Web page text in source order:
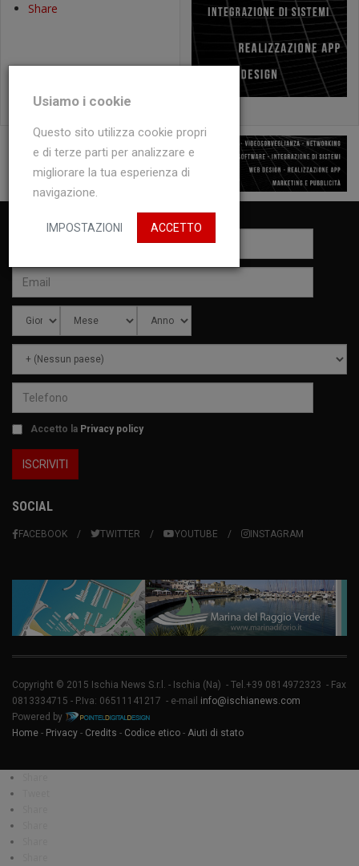
Share
Accetto la Privacy policy
SOCIAL
FACEBOOK TWITTER YOUTUBE INSTAGRAM
Usiamo i cookie
Questo sito utilizza cookie propri
e di terze parti per analizzare e
migliorare la tua esperienza di
navigazione.
IMPOSTAZIONI ACCETTO
Copyright © 2015 Ischia News S.r.l. - Ischia (Na) - Tel.+39 0814972323 - Fax
0813334715 - P.Iva: 06511141217 - e-mail info@ischianews.com
Powered by
Home - Privacy - Credits - Codice etico - Aiuti di stato